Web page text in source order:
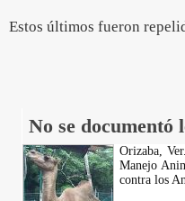
Estos últimos fueron
No se documentó
Orizaba,
Manejo
contra los